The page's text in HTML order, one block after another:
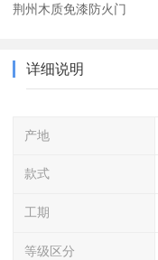
荆州木质免漆防火门
详细说明
产地
款式
工期
等级区分